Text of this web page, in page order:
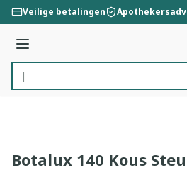
Ga naar de inhoud
Veilige betalingen
Menu
Product, merk, categorie...
Botalux 140 Kous